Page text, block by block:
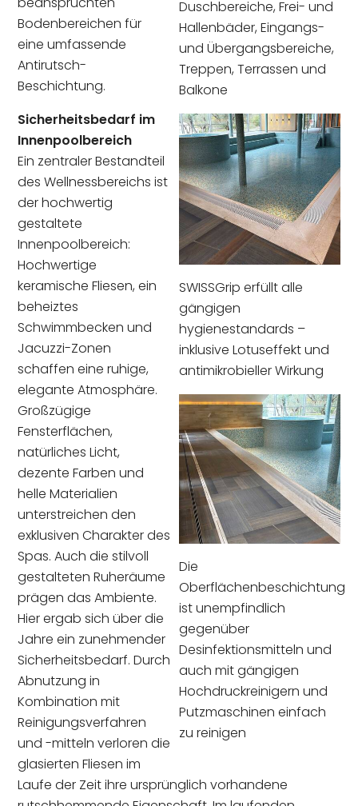
Duschbereiche, Frei- und
Hallenbäder, Eingangs-
und Übergangsbereiche,
Treppen, Terrassen und
Balkone
SWISSGrip erfüllt alle
gängigen
hygienestandards –
inklusive Lotuseffekt und
antimikrobieller Wirkung
Die
Oberflächenbeschichtung
ist unempfindlich
gegenüber
Desinfektionsmitteln und
auch mit gängigen
Hochdruckreinigern und
Putzmaschinen einfach
zu reinigen
Bodenbereichen für
eine umfassende
Antirutsch-
Beschichtung.
Sicherheitsbedarf im
Innenpoolbereich
Ein zentraler Bestandteil
des Wellnessbereichs ist
der hochwertig
gestaltete
Innenpoolbereich:
Hochwertige
keramische Fliesen, ein
beheiztes
Schwimmbecken und
Jacuzzi-Zonen
schaffen eine ruhige,
elegante Atmosphäre.
Großzügige
Fensterflächen,
natürliches Licht,
dezente Farben und
helle Materialien
unterstreichen den
exklusiven Charakter des
Spas. Auch die stilvoll
gestalteten Ruheräume
prägen das Ambiente.
Hier ergab sich über die
Jahre ein zunehmender
Sicherheitsbedarf. Durch
Abnutzung in
Kombination mit
Reinigungsverfahren
und -mitteln verloren die
glasierten Fliesen im
Laufe der Zeit ihre ursprünglich vorhandene